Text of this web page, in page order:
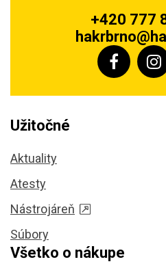
+420 777
Užitočné
Aktuality
Atesty
Nástrojáreň
Súbory
Všetko o nákupe